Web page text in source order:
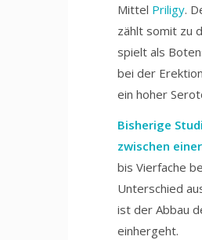
Mittel Priligy.
zählt somit zu
spielt als
bei der
ein hoher
Bisherige
zwischen
bis Vierfache
Unterschied
ist der Abbau
einhergeht.